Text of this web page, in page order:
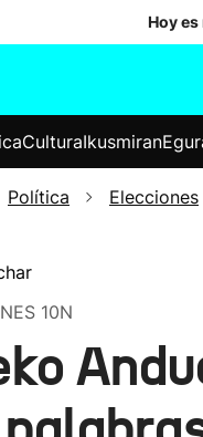
Hoy
Elecciones
CulturaIkusmiran
Política Elecciones
10N